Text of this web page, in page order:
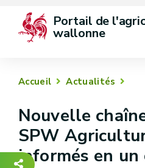
Portail de
wallonne
Accueil Actualités
Nouvelle
SPW
informés en un